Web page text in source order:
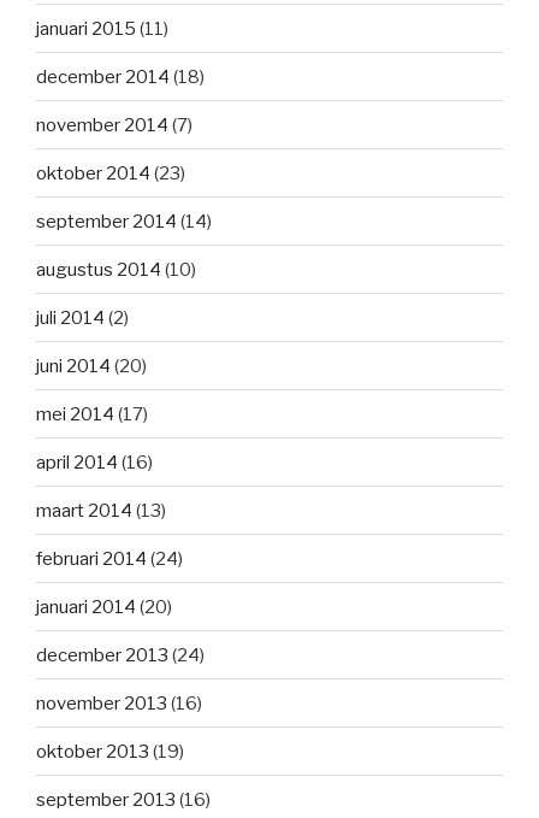
januari 2015 (11)
december 2014 (18)
november 2014 (7)
oktober 2014 (23)
september 2014 (14)
augustus 2014 (10)
juli 2014 (2)
juni 2014 (20)
mei 2014 (17)
april 2014 (16)
maart 2014 (13)
februari 2014 (24)
januari 2014 (20)
december 2013 (24)
november 2013 (16)
oktober 2013 (19)
september 2013 (16)